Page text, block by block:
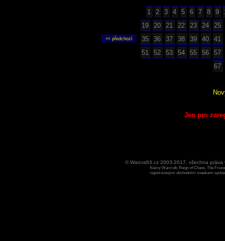
1 2 3 4 5 6 7 8 9
19
20 21 22 23 24
25
35
36 37 38 39 40
41
51
52 53 54 55 56
57
67
Jen pro
© Warcraft3.cz 2003-2017, všechna
Názvy Warcraft, Reign of Chaos, The
registrovanými obchodními znaekami